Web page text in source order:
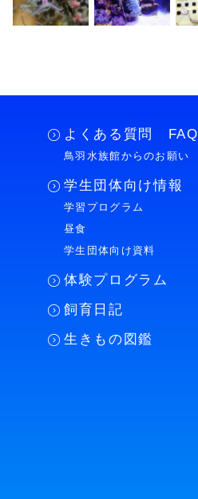
よくある質問 FAQ
鳥羽水族館からのお願い
学生団体向け情報
学習プログラム
昼食
学生団体向け資料
体験プログラム
飼育日記
生きもの図鑑